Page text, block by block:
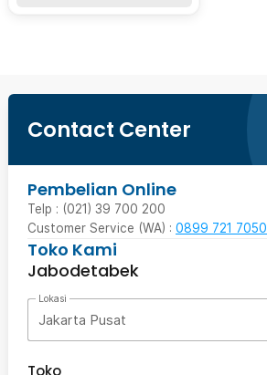
Contact Center
Pembelian Online
Telp : (021) 39 700 200
Customer Service (WA) : 0899 721 7050
Toko Kami
Jabodetabek
Lokasi
Jakarta Pusat
Toko